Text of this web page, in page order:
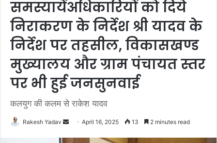
समस्यायेंअधिकारियों को दिये
निराकरण के निर्देश श्री यादव के
निर्देश पर तहसील, विकासखण्ड
मुख्यालय और ग्राम पंचायत स्तर
पर भी हुई जनसुनवाई
कलयुग की कलम से राकेश यादव
Rakesh Yadav April 16, 2025 13 2 minutes read